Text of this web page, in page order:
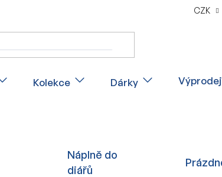
CZK
Kolekce Dárky Výprodej
Náplně do
diářů